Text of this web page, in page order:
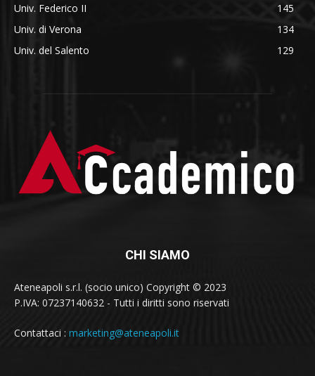
Univ. Federico II
145
Univ. di Verona
134
Univ. del Salento
129
CHI SIAMO
Ateneapoli s.r.l. (socio unico) Copyright © 2023
P.IVA: 07237140632 - Tutti i diritti sono riservati
Contattaci : marketing@ateneapoli.it